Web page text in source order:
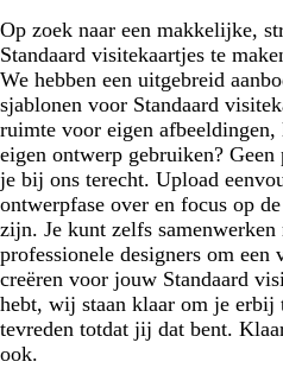
Op zoek naar een makkelijke,
Standaard visitekaartjes te
We hebben een uitgebreid
sjablonen voor Standaard
ruimte voor eigen
eigen ontwerp gebruiken?
je bij ons terecht. Upload
ontwerpfase over en focus op
zijn. Je kunt zelfs samenwerken
professionele designers om
creëren voor jouw Standaard
hebt, wij staan klaar om je
tevreden totdat jij dat bent.
ook.